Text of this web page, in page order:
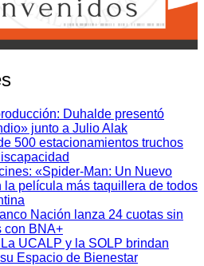
Duhalde presentó
junto a Julio Alak
500 estacionamientos truchos
«Spider-Man: Un Nuevo
la película más taquillera de todos
Nación lanza 24 cuotas sin
con BNA+
UCALP y la SOLP brindan
Espacio de Bienestar